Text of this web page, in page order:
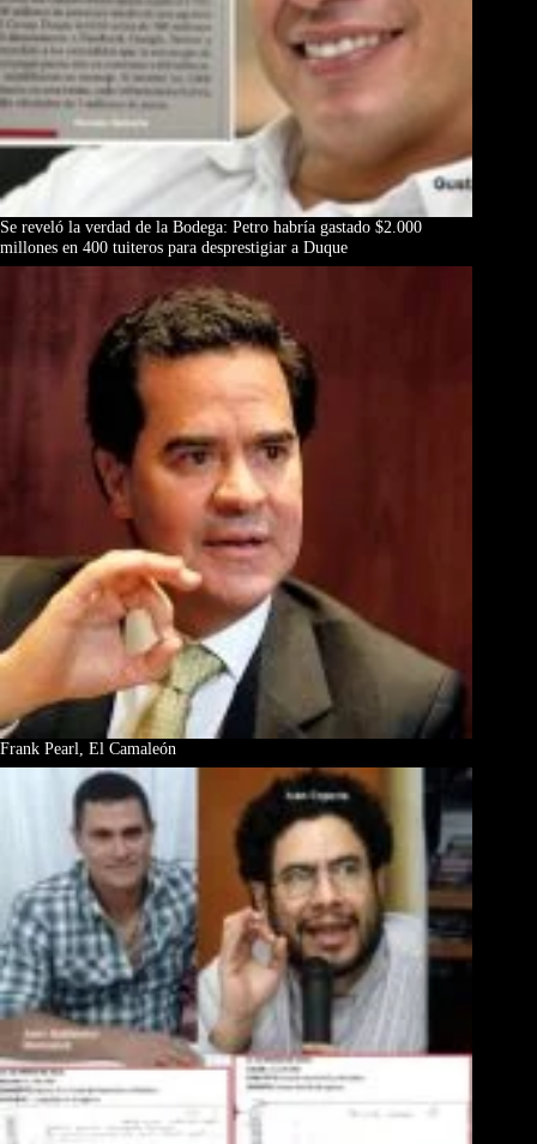
Se reveló la verdad de la Bodega: Petro habría gastado $2.000
millones en 400 tuiteros para desprestigiar a Duque
Frank Pearl, El Camaleón